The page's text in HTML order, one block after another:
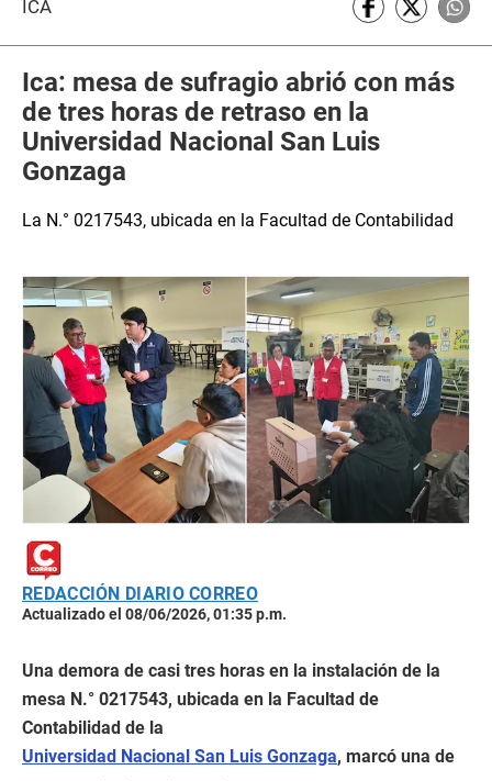
ICA
Ica: mesa de sufragio abrió con más
de tres horas de retraso en la
Universidad Nacional San Luis
Gonzaga
La N.° 0217543, ubicada en la Facultad de Contabilidad
REDACCIÓN DIARIO CORREO
Actualizado el 08/06/2026, 01:35 p.m.
Una demora de casi tres horas en la instalación de la
mesa N.° 0217543, ubicada en la Facultad de
Contabilidad de la
Universidad Nacional San Luis Gonzaga, marcó una de